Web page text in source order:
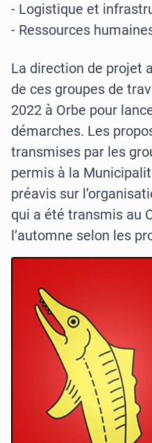
- Logistique et
- Ressources
La direction de projet
de ces groupes de
2022 à Orbe pour
démarches. Les
transmises par les
permis à la
préavis sur
qui a été transmis au
l’automne selon les